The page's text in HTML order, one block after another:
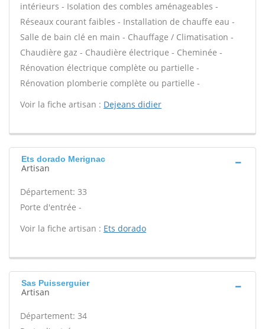
intérieurs - Isolation des combles aménageables -
Réseaux courant faibles - Installation de chauffe eau -
Salle de bain clé en main - Chauffage / Climatisation -
Chaudière gaz - Chaudière électrique - Cheminée -
Rénovation électrique complète ou partielle -
Rénovation plomberie complète ou partielle -
Voir la fiche artisan : Dejeans didier
Ets dorado Merignac
Artisan
Département: 33
Porte d'entrée -
Voir la fiche artisan : Ets dorado
Sas Puisserguier
Artisan
Département: 34